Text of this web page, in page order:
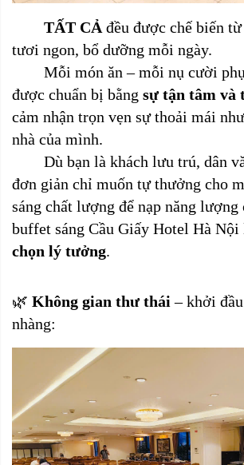
TẤT CẢ đều được chế biến
tươi ngon, bổ dưỡng mỗi ngày.
Mỗi món ăn – mỗi nụ cười
được chuẩn bị bằng sự tận tâm và
cảm nhận trọn vẹn sự thoải mái
nhà của mình.
Dù bạn là khách lưu trú, dân
đơn giản chỉ muốn tự thưởng cho
sáng chất lượng để nạp năng
buffet sáng Cầu Giấy Hotel Hà Nội
chọn lý tưởng.
🌿 Không gian thư thái – khởi
nhàng: